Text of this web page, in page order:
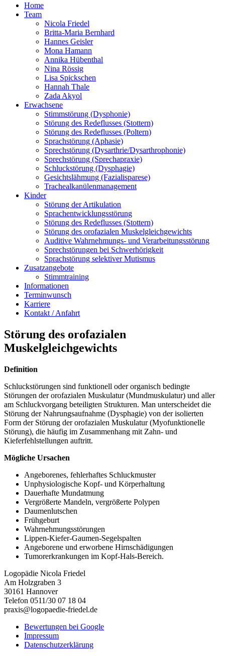
Home
Team
Nicola Friedel
Britta-Maria Bernhard
Hannes Geisler
Mona Hamann
Annika Hübenthal
Nina Rössig
Lisa Spickschen
Hannah Thale
Zada Akyol
Erwachsene
Stimmstörung (Dysphonie)
Störung des Redeflusses (Stottern)
Störung des Redeflusses (Poltern)
Sprachstörung (Aphasie)
Sprechstörung (Dysarthrie/Dysarthrophonie)
Sprechstörung (Sprechapraxie)
Schluckstörung (Dysphagie)
Gesichtslähmung (Fazialisparese)
Trachealkanülenmanagement
Kinder
Störung der Artikulation
Sprachentwicklungsstörung
Störung des Redeflusses (Stottern)
Störung des orofazialen Muskelgleichgewichts
Auditive Wahrnehmungs- und Verarbeitungsstörung
Sprechstörungen bei Schwerhörigkeit
Sprachstörung selektiver Mutismus
Zusatzangebote
Stimmtraining
Informationen
Terminwunsch
Karriere
Kontakt / Anfahrt
Störung des orofazialen
Muskelgleichgewichts
Definition
Schluckstörungen sind funktionell oder organisch bedingte
Störungen der orofazialen Muskulatur (Mundmuskulatur) und aller
am Schluckvorgang beteiligten Strukturen. Man unterscheidet die
Störung der Nahrungsaufnahme (Dysphagie) von der isolierten
Form der Störung der orofazialen Muskulatur (Myofunktionelle
Störung), die häufig im Zusammenhang mit Zahn- und
Kieferfehlstellungen auftritt.
Mögliche Ursachen
Angeborenes, fehlerhaftes Schluckmuster
Unphysiologische Kopf- und Körperhaltung
Dauerhafte Mundatmung
Vergrößerte Mandeln, vergrößerte Polypen
Daumenlutschen
Frühgeburt
Wahrnehmungsstörungen
Lippen-Kiefer-Gaumen-Segelspalten
Angeborene und erworbene Hirnschädigungen
Tumorerkrankungen im Kopf-Hals-Bereich.
Logopädie Nicola Friedel
Am Holzgraben 3
30161 Hannover
Telefon 0511/30 07 18 04
praxis@logopaedie-friedel.de
Bewertungen bei Google
Impressum
Datenschutzerklärung